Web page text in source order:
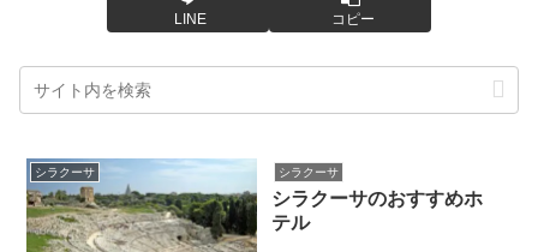
LINE コピー
シラクーサ シラクーサ
シラクーサのおすすめホ
テル